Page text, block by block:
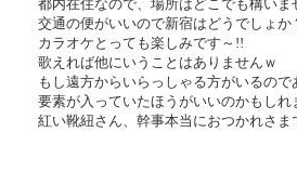
都内在住なので、場所はどこでも構いま
交通の便がいいので新宿はどうでしょか
カラオケとっても楽しみです～!!
歌えれば他にいうことはありませんｗ
もし遠方からいらっしゃる方がいるの
要素が入っていたほうがいいのかもしれ
紅い靴紐さん、幹事本当におつかれさま